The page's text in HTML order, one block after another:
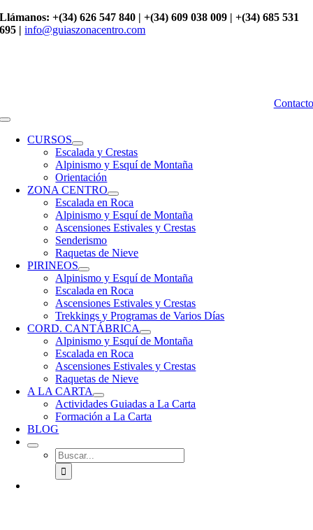
Saltar
al
Llámanos: +(34) 626 547 840 | +(34) 609 038 009 | +(34) 685 531
695 | info@guiaszonacentro.com
Contacto
Toggle
NavigationCURSOS
Escalada y Crestas
Alpinismo y Esquí de Montaña
Orientación
ZONA CENTRO
Escalada en Roca
Alpinismo y Esquí de Montaña
Ascensiones Estivales y Crestas
Senderismo
Raquetas de Nieve
PIRINEOS
Alpinismo y Esquí de Montaña
Escalada en Roca
Ascensiones Estivales y Crestas
Trekkings y Programas de Varios Días
CORD. CANTÁBRICA
Alpinismo y Esquí de Montaña
Escalada en Roca
Ascensiones Estivales y Crestas
Raquetas de Nieve
A LA CARTA
Actividades Guiadas a La Carta
Formación a La Carta
BLOG
Buscar: